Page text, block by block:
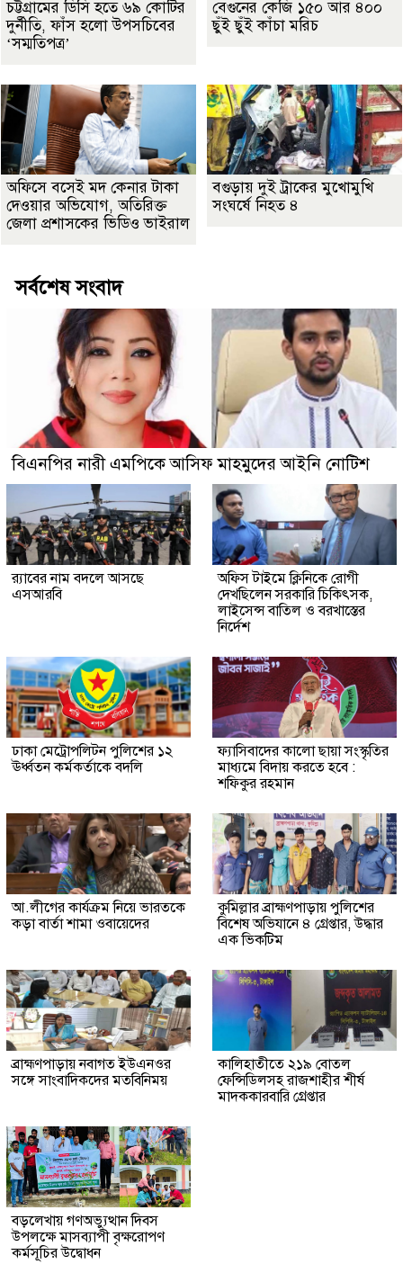
চট্টগ্রামের ডিসি হতে ৬৯ কোটির
দুর্নীতি, ফাঁস হলো উপসচিবের
‘সম্মতিপত্র’
বেগুনের কেজি ১৫০ আর ৪০০
ছুঁই ছুঁই কাঁচা মরিচ
অফিসে বসেই মদ কেনার টাকা
দেওয়ার অভিযোগ, অতিরিক্ত
জেলা প্রশাসকের ভিডিও ভাইরাল
বগুড়ায় দুই ট্রাকের মুখোমুখি
সংঘর্ষে নিহত ৪
সর্বশেষ সংবাদ
বিএনপির নারী এমপিকে আসিফ মাহমুদের আইনি নোটিশ
র‍্যাবের নাম বদলে আসছে
এসআরবি
অফিস টাইমে ক্লিনিকে রোগী
দেখছিলেন সরকারি চিকিৎসক,
লাইসেন্স বাতিল ও বরখাস্তের
নির্দেশ
ঢাকা মেট্রোপলিটন পুলিশের ১২
ঊর্ধ্বতন কর্মকর্তাকে বদলি
ফ্যাসিবাদের কালো ছায়া সংস্কৃতির
মাধ্যমে বিদায় করতে হবে :
শফিকুর রহমান
আ.লীগের কার্যক্রম নিয়ে ভারতকে
কড়া বার্তা শামা ওবায়েদের
কুমিল্লার ব্রাহ্মণপাড়ায় পুলিশের
বিশেষ অভিযানে ৪ গ্রেপ্তার, উদ্ধার
এক ভিকটিম
ব্রাহ্মণপাড়ায় নবাগত ইউএনওর
সঙ্গে সাংবাদিকদের মতবিনিময়
কালিহাতীতে ২১৯ বোতল
ফেন্সিডিলসহ রাজশাহীর শীর্ষ
মাদককারবারি গ্রেপ্তার
বড়লেখায় গণঅভ্যুত্থান দিবস
উপলক্ষে মাসব্যাপী বৃক্ষরোপণ
কর্মসূচির উদ্বোধন